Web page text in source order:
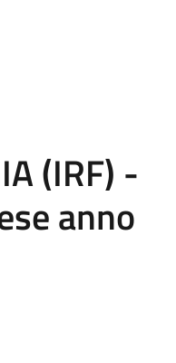
(IRF) -
anno